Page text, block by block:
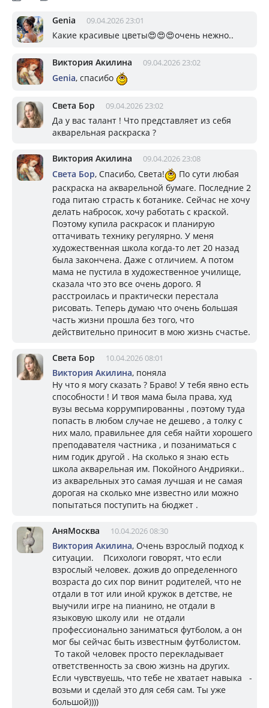
Genia 09.04.2026 23:01
Какие красивые цветы😍😍😍очень нежно..
Виктория Акилина 09.04.2026 23:02
Genia, спасибо
Света Бор 09.04.2026 23:02
Да у вас талант ! Что представляет из себя
акварельная раскраска ?
Виктория Акилина 09.04.2026 23:08
Света Бор, Спасибо, Света!
По сути любая
раскраска на акварельной бумаге. Последние 2
года питаю страсть к ботанике. Сейчас не хочу
делать набросок, хочу работать с краской.
Поэтому купила раскрасок и планирую
оттачивать технику регулярно. У меня
художественная школа когда-то лет 20 назад
была закончена. Даже с отличием. А потом
мама не пустила в художественное училище,
сказала что это все очень дорого. Я
расстроилась и практически перестала
рисовать. Теперь думаю что очень большая
часть жизни прошла без того, что
действительно приносит в мою жизнь счастье.
Света Бор 10.04.2026 08:01
Виктория Акилина, поняла
Ну что я могу сказать ? Браво! У тебя явно есть
способности ! И твоя мама была права, худ
вузы весьма коррумпированны , поэтому туда
попасть в любом случае не дешево , а толку с
них мало, правильнее для себя найти хорошего
преподавателя частника , и позаниматься с
ним годик другой . На сколько я знаю есть
школа акварельная им. Покойного Андрияки..
из акварельных это самая лучшая и не самая
дорогая на сколько мне известно или можно
попытаться поступить на бюджет .
АняМосква 10.04.2026 08:30
Виктория Акилина, Очень взрослый подход к
ситуации. Психологи говорят, что если
взрослый человек. дожив до определенного
возраста до сих пор винит родителей, что не
отдали в тот или иной кружок в детстве, не
выучили игре на пианино, не отдали в
языковую школу или не отдали
профессионально заниматься футболом, а он
мог бы сейчас быть известным футболистом.
То такой человек просто перекладывает
ответственность за свою жизнь на других.
Если чувствуешь, что тебе не хватает навыка -
возьми и сделай это для себя сам. Ты уже
большой))))